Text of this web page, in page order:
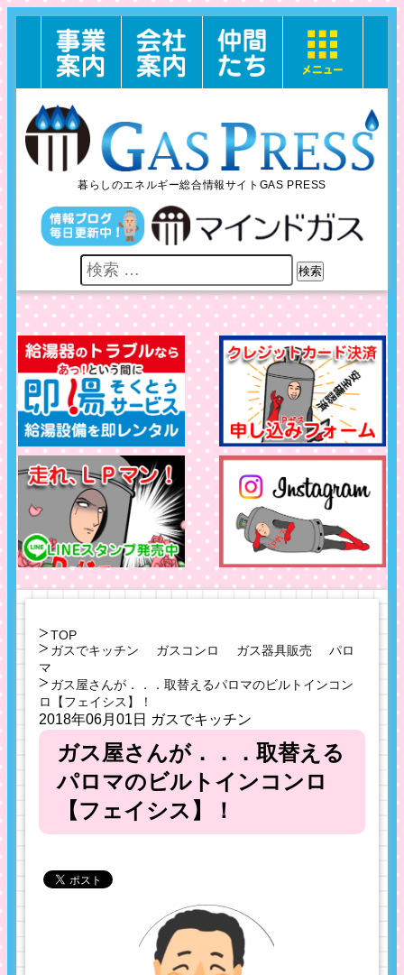
暮らしのエネルギー総合情報サイトGAS PRESS
検索
TOP
ガスでキッチン
ガスコンロ ガス器具販売
パロ
マ
ガス屋さんが．．．取替えるパロマのビルトインコン
ロ【フェイシス】！
2018年06月01日 ガスでキッチン
ガス屋さんが．．．取替える
パロマのビルトインコンロ
【フェイシス】！